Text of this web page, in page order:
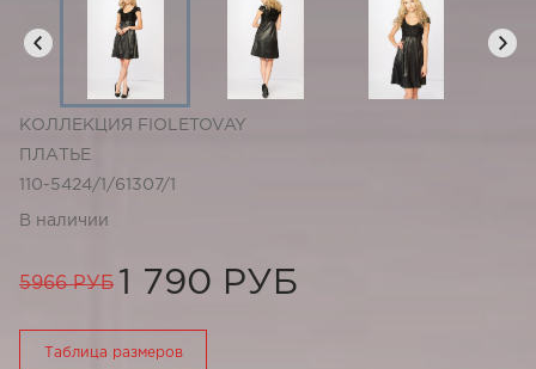
КОЛЛЕКЦИЯ FIOLETOVAY
ПЛАТЬЕ
110-5424/1/61307/1
В наличии
5966 РУБ 1 790 РУБ
Таблица размеров